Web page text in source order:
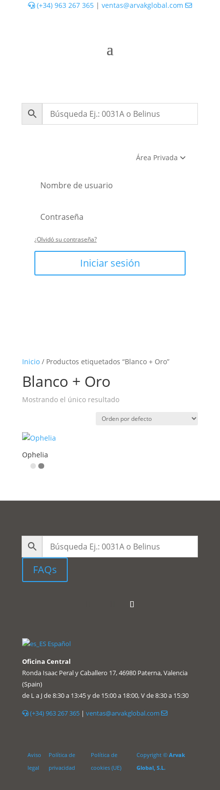
(+34) 963 267 365| ventas@arvakglobal.com
Área Privada
¿Olvidó su contraseña?
Iniciar sesión
Inicio/ Productos etiquetados “Blanco + Oro”
Blanco + Oro
Mostrando el único resultado
Ophelia
FAQs
Español
Oficina Central
Ronda Isaac Peral y Caballero 17, 46980 Paterna, Valencia
(Spain)
de L a J de 8:30 a 13:45 y de 15:00 a 18:00, V de 8:30 a 15:30
(+34) 963 267 365| ventas@arvakglobal.com
Aviso
legal
Política de
privacidad
Política de
cookies (UE)
Copyright © Arvak
Global, S.L.